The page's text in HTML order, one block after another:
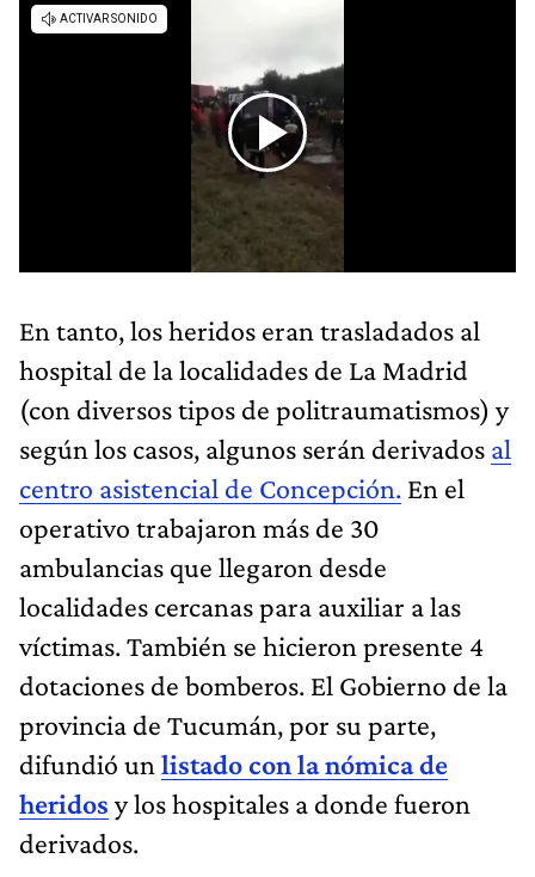
En tanto, los heridos eran trasladados al
hospital de la localidades de La Madrid
(con diversos tipos de politraumatismos) y
según los casos, algunos serán derivados al
centro asistencial de Concepción. En el
operativo trabajaron más de 30
ambulancias que llegaron desde
localidades cercanas para auxiliar a las
víctimas. También se hicieron presente 4
dotaciones de bomberos. El Gobierno de la
provincia de Tucumán, por su parte,
difundió un listado con la nómica de
heridos y los hospitales a donde fueron
derivados.